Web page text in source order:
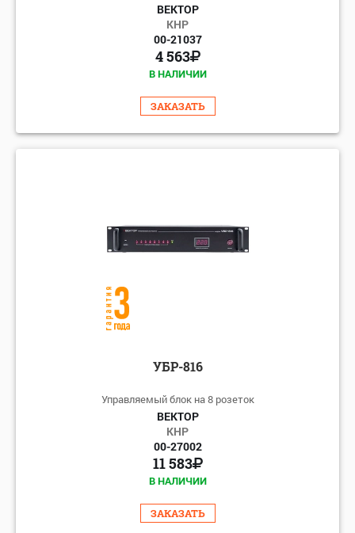
ВЕКТОР
КНР
00-21037
4 563
В НАЛИЧИИ
ЗАКАЗАТЬ
УБР-816
Управляемый блок на 8 розеток
ВЕКТОР
КНР
00-27002
11 583
В НАЛИЧИИ
ЗАКАЗАТЬ